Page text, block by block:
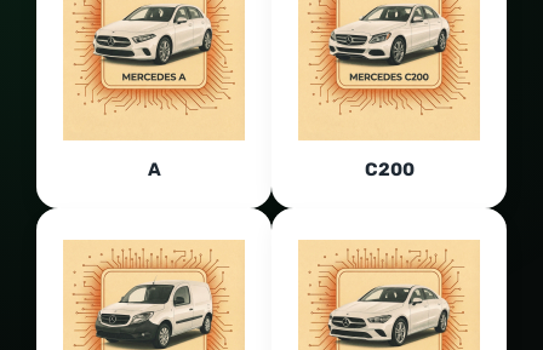
A C200